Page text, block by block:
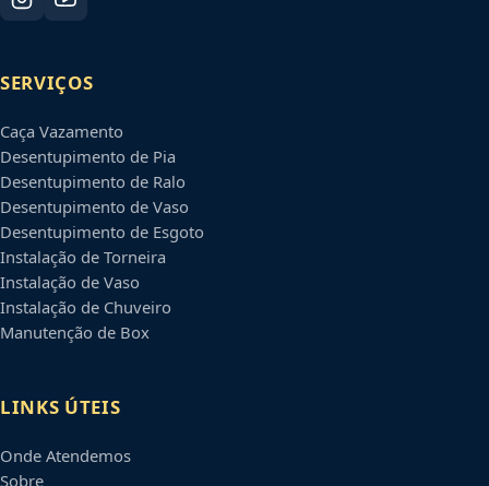
SERVIÇOS
Caça Vazamento
Desentupimento de Pia
Desentupimento de Ralo
Desentupimento de Vaso
Desentupimento de Esgoto
Instalação de Torneira
Instalação de Vaso
Instalação de Chuveiro
Manutenção de Box
LINKS ÚTEIS
Onde Atendemos
Sobre